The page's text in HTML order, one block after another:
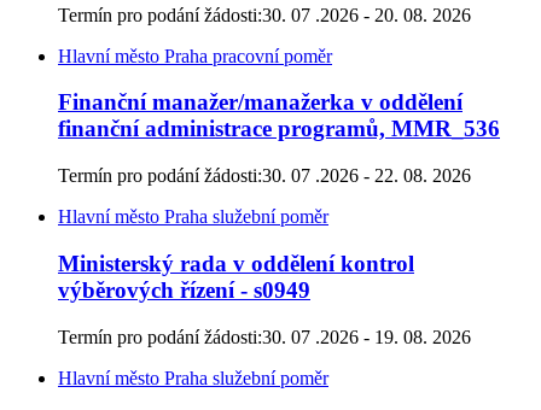
Termín pro podání žádosti:30. 07 .2026 - 20. 08. 2026
Hlavní město Praha pracovní poměr
Finanční manažer/manažerka v oddělení
finanční administrace programů, MMR_536
Termín pro podání žádosti:30. 07 .2026 - 22. 08. 2026
Hlavní město Praha služební poměr
Ministerský rada v oddělení kontrol
výběrových řízení - s0949
Termín pro podání žádosti:30. 07 .2026 - 19. 08. 2026
Hlavní město Praha služební poměr